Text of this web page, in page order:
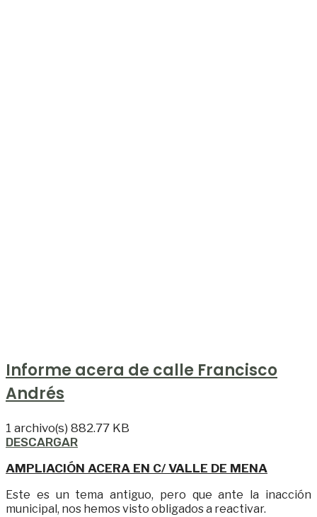
Informe acera de calle Francisco
Andrés
1 archivo(s) 882.77 KB
DESCARGAR
AMPLIACIÓN ACERA EN C/ VALLE DE MENA
Este es un tema antiguo, pero que ante la inacción
municipal, nos hemos visto obligados a reactivar.